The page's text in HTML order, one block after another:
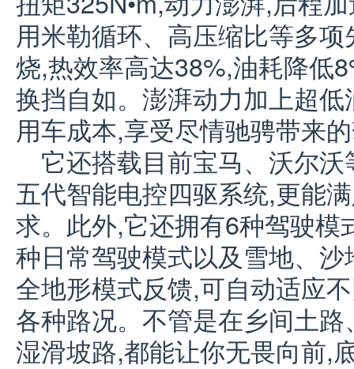
用米勒循环、高压缩比等多
烧,热效率高达38%,油耗降低
换挡自如。澎湃动力加上超
用车成本,享受尽情驰骋带来
它还搭载目前宝马、沃尔
五代智能电控四驱系统,更能
求。此外,它还拥有6种驾驶
种日常驾驶模式以及雪地、
全地形模式反馈,可自动适应
各种路况。不管是在乡间土
湿滑坡路,都能让你无畏向前,